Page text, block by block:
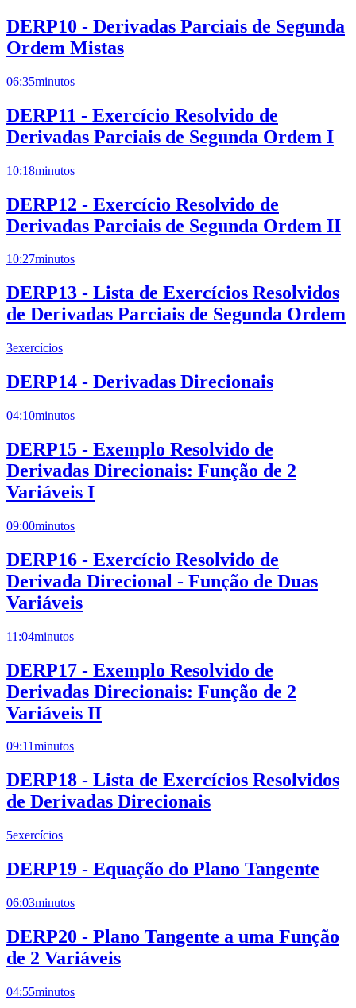
DERP10 - Derivadas Parciais de Segunda
Ordem Mistas
06:35minutos
DERP11 - Exercício Resolvido de
Derivadas Parciais de Segunda Ordem I
10:18minutos
DERP12 - Exercício Resolvido de
Derivadas Parciais de Segunda Ordem II
10:27minutos
DERP13 - Lista de Exercícios Resolvidos
de Derivadas Parciais de Segunda Ordem
3exercícios
DERP14 - Derivadas Direcionais
04:10minutos
DERP15 - Exemplo Resolvido de
Derivadas Direcionais: Função de 2
Variáveis I
09:00minutos
DERP16 - Exercício Resolvido de
Derivada Direcional - Função de Duas
Variáveis
11:04minutos
DERP17 - Exemplo Resolvido de
Derivadas Direcionais: Função de 2
Variáveis II
09:11minutos
DERP18 - Lista de Exercícios Resolvidos
de Derivadas Direcionais
5exercícios
DERP19 - Equação do Plano Tangente
06:03minutos
DERP20 - Plano Tangente a uma Função
de 2 Variáveis
04:55minutos